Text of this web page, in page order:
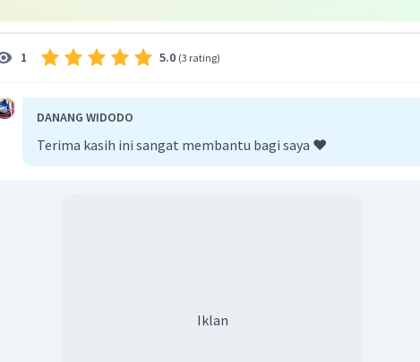
1 5.0 (3 rating)
DANANG WIDODO
Terima kasih ini sangat membantu bagi saya ❤️
Iklan